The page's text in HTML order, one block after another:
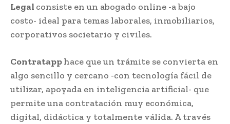
Legal consiste en un abogado online -a bajo
costo- ideal para temas laborales, inmobiliarios,
corporativos societario y civiles.
Contratapphace que un trámite se convierta en
algo sencillo y cercano -con tecnología fácil de
utilizar, apoyada en inteligencia artificial- que
permite una contratación muy económica,
digital, didáctica y totalmente válida. A través